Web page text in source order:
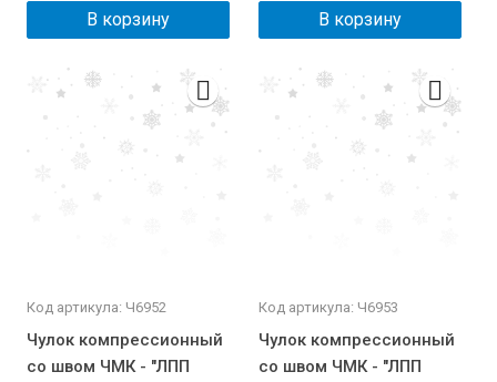
В корзину В корзину
Код артикула: Ч6952
Чулок компрессионный
со швом ЧМК - "ЛПП
Код артикула: Ч6953
Чулок компрессионный
со швом ЧМК - "ЛПП